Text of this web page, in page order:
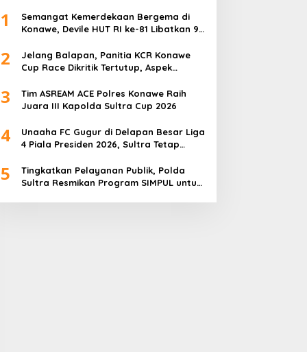
1
Semangat Kemerdekaan Bergema di
Konawe, Devile HUT RI ke-81 Libatkan 98
2
Jelang Balapan, Panitia KCR Konawe
Cup Race Dikritik Tertutup, Aspek
3
Tim ASREAM ACE Polres Konawe Raih
Juara III Kapolda Sultra Cup 2026
4
Unaaha FC Gugur di Delapan Besar Liga
4 Piala Presiden 2026, Sultra Tetap
5
Tingkatkan Pelayanan Publik, Polda
Sultra Resmikan Program SIMPUL untuk